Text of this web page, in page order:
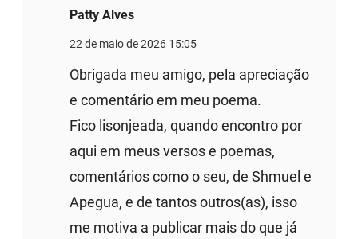
Patty Alves
22 de maio de 2026 15:05
Obrigada meu amigo, pela apreciação
e comentário em meu poema.
Fico lisonjeada, quando encontro por
aqui em meus versos e poemas,
comentários como o seu, de Shmuel e
Apegua, e de tantos outros(as), isso
me motiva a publicar mais do que já